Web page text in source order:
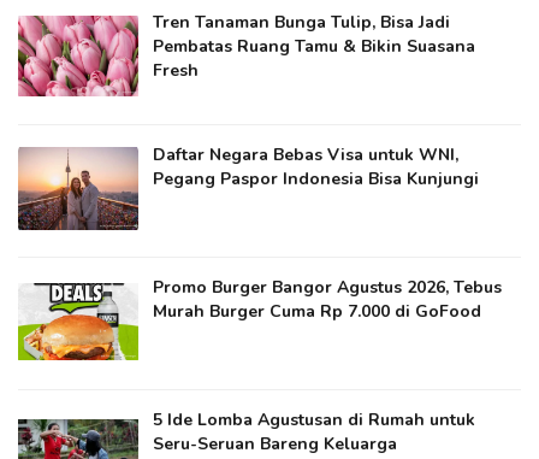
Tren Tanaman Bunga Tulip, Bisa Jadi
Pembatas Ruang Tamu & Bikin Suasana
Fresh
Daftar Negara Bebas Visa untuk WNI,
Pegang Paspor Indonesia Bisa Kunjungi
Promo Burger Bangor Agustus 2026, Tebus
Murah Burger Cuma Rp 7.000 di GoFood
5 Ide Lomba Agustusan di Rumah untuk
Seru-Seruan Bareng Keluarga